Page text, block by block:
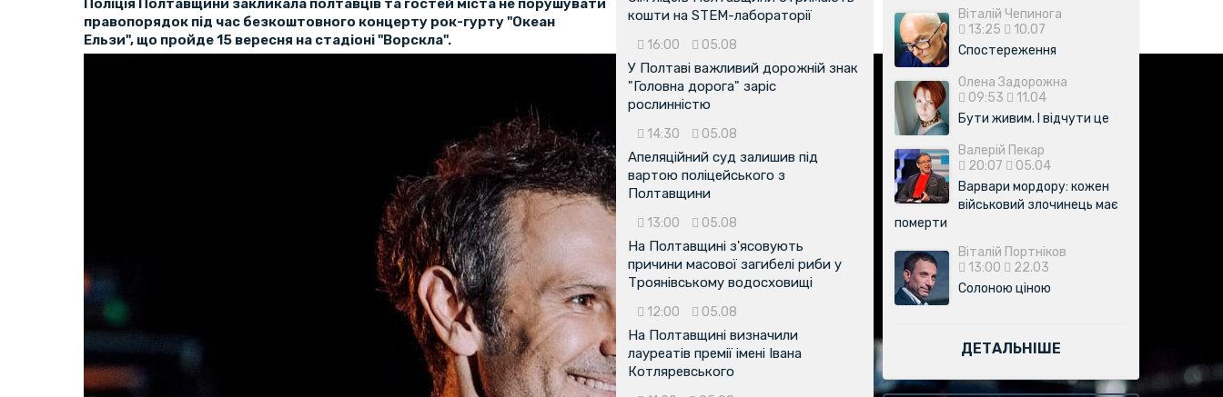
Поліція Полтавщини закликала полтавців та гостей міста не порушувати
правопорядок під час безкоштовного концерту рок-гурту "Океан
Ельзи", що пройде 15 вересня на стадіоні "Ворскла".
кошти на STEM-лабораторії
16:00 05.08
У Полтаві важливий дорожній знак
"Головна дорога" заріс
рослинністю
14:30 05.08
Апеляційний суд залишив під
вартою поліцейського з
Полтавщини
13:00 05.08
На Полтавщині з'ясовують
причини масової загибелі риби у
Троянівському водосховищі
12:00 05.08
На Полтавщині визначили
лауреатів премії імені Івана
Котляревського
Віталій Чепинога
13:25
10.07
Спостереження
Олена Задорожна
09:53
11.04
Бути живим. І відчути це
Валерій Пекар
20:07
05.04
Варвари мордору: кожен
військовий злочинець має
померти
Віталій Портніков
13:00
22.03
Солоною ціною
ДЕТАЛЬНІШЕ